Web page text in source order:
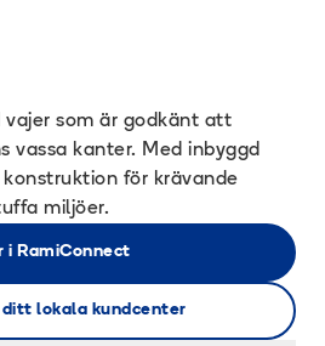
vajer som är godkänt att
vassa kanter. Med inbyggd
för krävande
miljöer.
i RamiConnect
lokala kundcenter